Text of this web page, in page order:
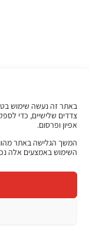
צדדים שלישיים, כדי
אפיון ופרסום.
המשך הגלישה באתר
השימוש באמצעים אלה